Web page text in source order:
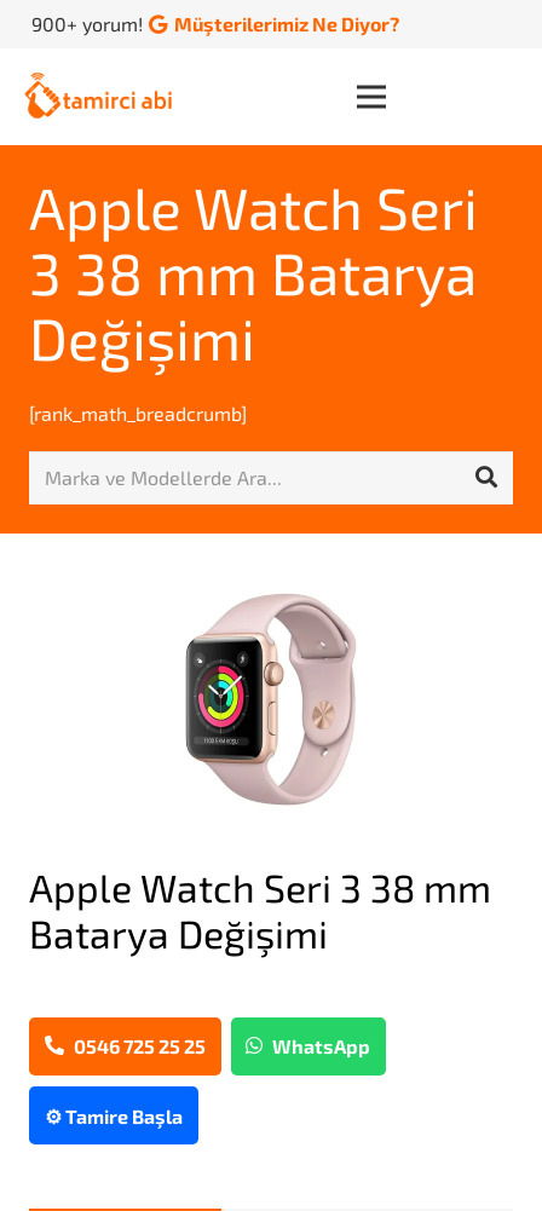
900+ yorum! Müşterilerimiz Ne Diyor?
Apple Watch Seri
3 38 mm Batarya
Değişimi
[rank_math_breadcrumb]
Apple Watch Seri 3 38 mm
Batarya Değişimi
0546 725 25 25 WhatsApp
⚙️ Tamire Başla